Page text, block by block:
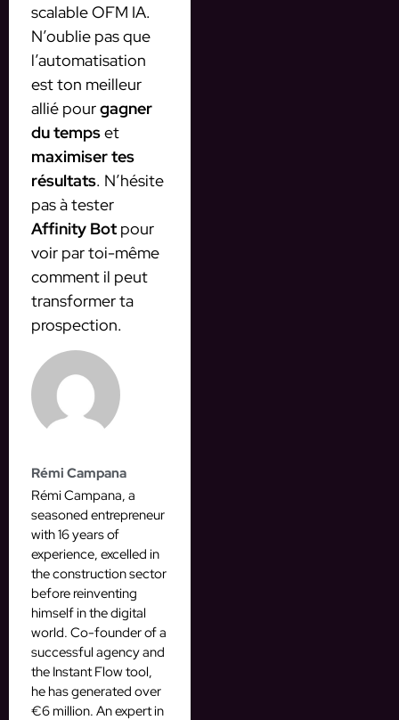
scalable OFM IA.
N’oublie pas que
l’automatisation
est ton meilleur
allié pourgagner
du tempset
maximiser tes
résultats. N’hésite
pas à tester
Affinity Bot pour
voir par toi-même
comment il peut
transformer ta
prospection.
Rémi Campana
Rémi Campana, a
seasoned entrepreneur
with 16 years of
experience, excelled in
the construction sector
before reinventing
himself in the digital
world. Co-founder of a
successful agency and
the Instant Flow tool,
he has generated over
€6 million. An expert in